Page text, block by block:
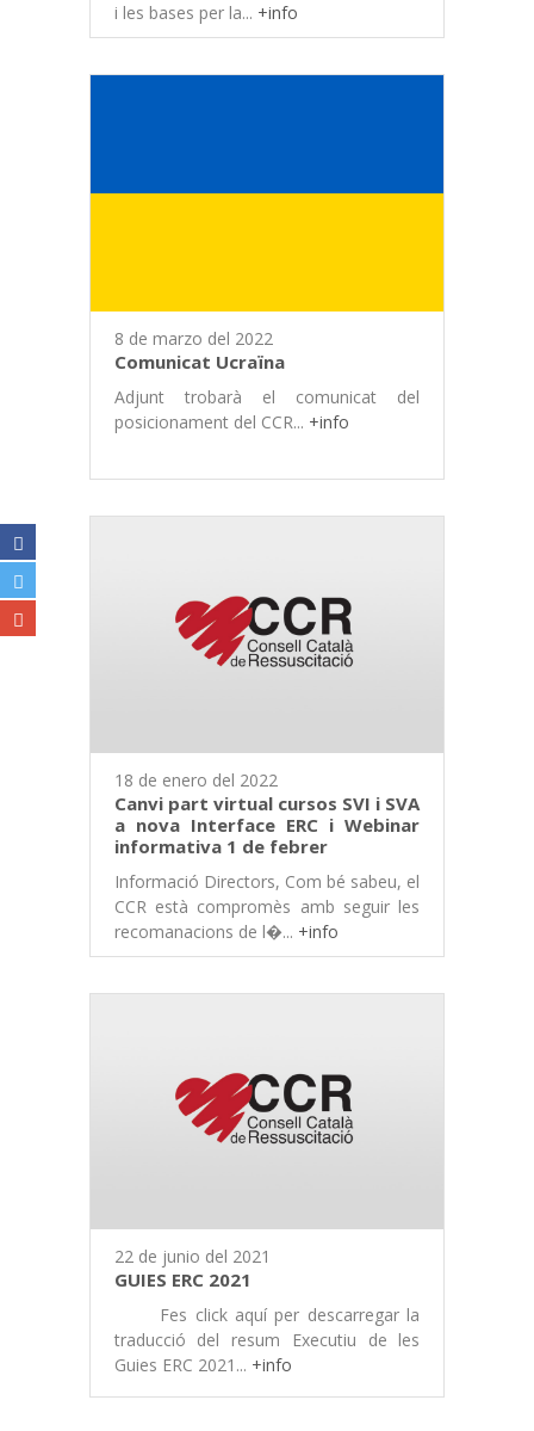
i les bases per la... +info
8 de marzo del 2022
Comunicat Ucraïna
Adjunt trobarà el comunicat del
posicionament del CCR... +info
18 de enero del 2022
Canvi part virtual cursos SVI i SVA
a nova Interface ERC i Webinar
informativa 1 de febrer
Informació Directors, Com bé sabeu, el
CCR està compromès amb seguir les
recomanacions de l�... +info
22 de junio del 2021
GUIES ERC 2021
Fes click aquí per descarregar la
traducció del resum Executiu de les
Guies ERC 2021... +info